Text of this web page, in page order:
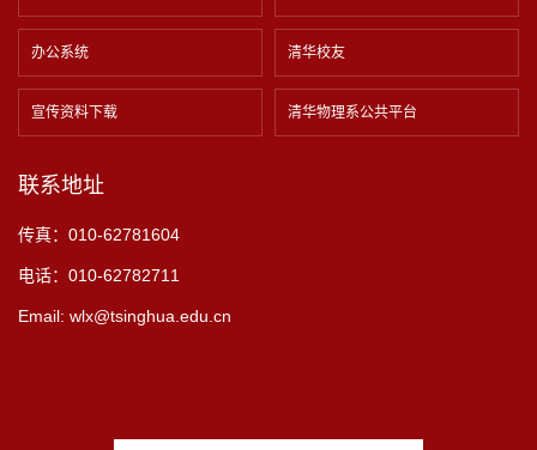
办公系统 清华校友
宣传资料下载 清华物理系公共平台
联系地址
传真：010-62781604
电话：010-62782711
Email: wlx@tsinghua.edu.cn